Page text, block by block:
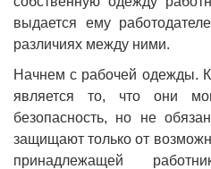
выдается ему
различиях между ними.
Начнем с рабочей одежды.
является то, что они
безопасность, но не
защищают только от
принадлежащей